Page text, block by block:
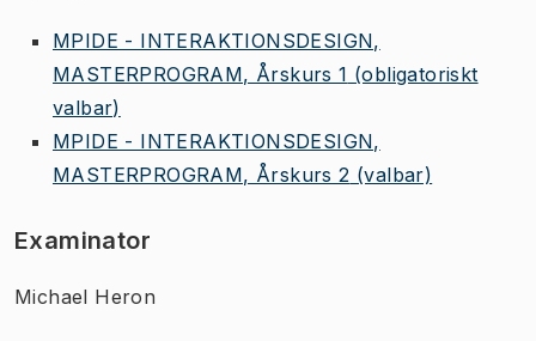
MPIDE - INTERAKTIONSDESIGN,
MASTERPROGRAM, Årskurs 1 (obligatoriskt
valbar)
MPIDE - INTERAKTIONSDESIGN,
MASTERPROGRAM, Årskurs 2 (valbar)
Examinator
Michael Heron